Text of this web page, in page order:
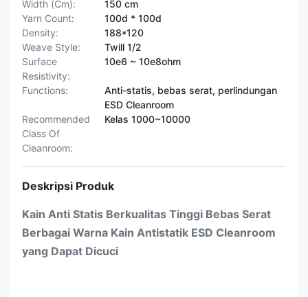
Width (Cm):
150 cm
Yarn Count:
100d * 100d
Density:
188*120
Weave Style:
Twill 1/2
Surface
Resistivity:
10e6 ~ 10e8ohm
Functions:
Anti-statis, bebas serat, perlindungan
ESD Cleanroom
Recommended
Class Of
Cleanroom:
Kelas 1000~10000
Deskripsi Produk
Kain Anti Statis Berkualitas Tinggi Bebas Serat
Berbagai Warna Kain Antistatik ESD Cleanroom
yang Dapat Dicuci​